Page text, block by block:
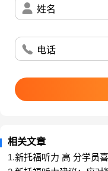
向学生与图书馆管
考生具备出色的认
快速适应不同语速
学生对话的随意节
准确把握不同场景
问题、还是学术探讨
悉学科术语和论证逻
达和办事流程。缺乏
姓名
电话
相关文章
1.新托福听力 高 分学员